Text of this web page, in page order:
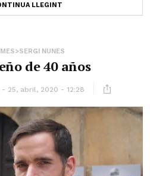
LLEGINT
NUNES
de 40 años
25, abril, 2020 - 12:28